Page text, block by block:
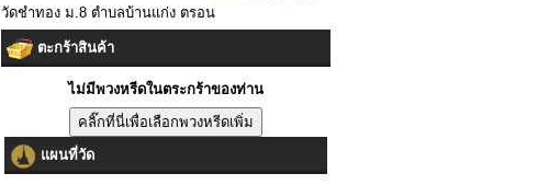
วัดชำทอง ม.8 ตำบลบ้านแก่ง ตรอน
ตะกร้าสินค้า
ไม่มีพวงหรีดในตระกร้าของท่าน
แผนที่วัด